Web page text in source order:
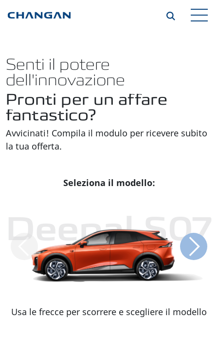
Senti il potere
dell'innovazione
Pronti per un affare
fantastico?
Avvicinati! Compila il modulo per ricevere subito
la tua offerta.
Seleziona il modello:
Deepal S07
Usa le frecce per scorrere e scegliere il modello